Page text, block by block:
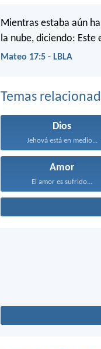
Mientras estaba aún
la nube, diciendo: Este
Mateo 17:5 - LBLA
Temas
Dios
Jehová está en medio...
Amor
El amor es sufrido...